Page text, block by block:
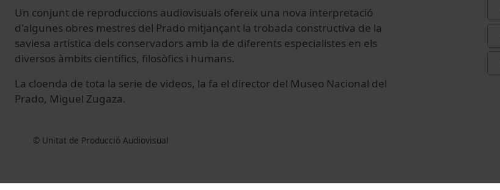
Un conjunt de reproduccions audiovisuals ofereix una nova interpretació
d'algunes obres mestres del Prado mitjançant la trobada constructiva de la
saviesa artística dels conservadors amb la de diferents especialistes en els
diversos àmbits científics, filosòfics i humans.
La cloenda de tota la serie de videos, la fa el director del Museo Nacional del
Prado, Miguel Zugaza.
© Unitat de Producció Audiovisual